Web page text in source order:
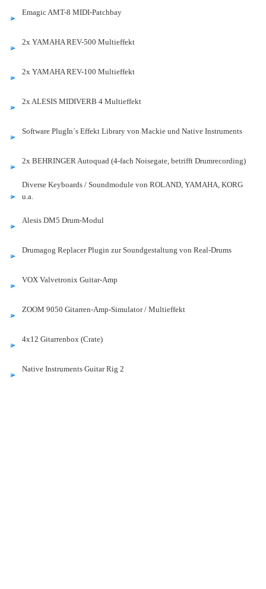
Emagic AMT-8 MIDI-Patchbay
2x YAMAHA REV-500 Multieffekt
2x YAMAHA REV-100 Multieffekt
2x ALESIS MIDIVERB 4 Multieffekt
Software PlugIn´s Effekt Library von Mackie und Native Instruments
2x BEHRINGER Autoquad (4-fach Noisegate, betrifft Drumrecording)
Diverse Keyboards / Soundmodule von ROLAND, YAMAHA, KORG
u.a.
Alesis DM5 Drum-Modul
Drumagog Replacer Plugin zur Soundgestaltung von Real-Drums
VOX Valvetronix Guitar-Amp
ZOOM 9050 Gitarren-Amp-Simulator / Multieffekt
4x12 Gitarrenbox (Crate)
Native Instruments Guitar Rig 2